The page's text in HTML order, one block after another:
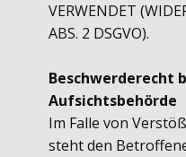
VERWENDET
ABS. 2 DSGVO).
Beschwerderecht
Aufsichtsbehörde
Im Falle von
steht den